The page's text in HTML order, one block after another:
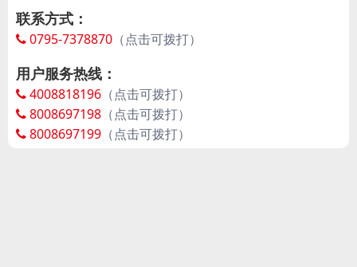
海、成都五大研究院，分别主攻妆品器械、合成生物、
本草酵素、跨境医药、眼健康等领域研究。拥有以博
计划、高技术产业化项目等国家级课题20余项，获新药
证书53个，11家子公司获“高新技术企业”认证。 智能制
造 集团在全国布局20余家现代化、自动化、智能化药品
联系方式：
0795-7378870 （点击可拨打）
用户服务热线：
4008818196 （点击可拨打）
8008697198 （点击可拨打）
8008697199 （点击可拨打）